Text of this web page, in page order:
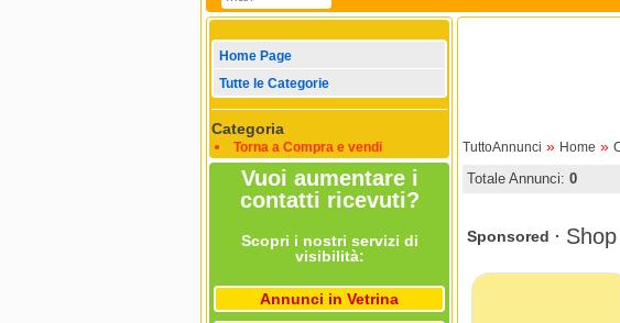
Home Page
Tutte le Categorie
Categoria
Torna a Compra e vendi
Vuoi aumentare i
contatti ricevuti?
Scopri i nostri servizi di
visibilità:
Annunci in Vetrina
TuttoAnnunci » Home »
Totale Annunci: 0